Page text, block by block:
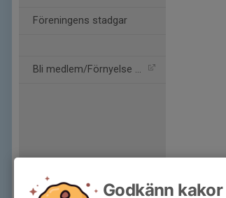
Föreningens stadgar
Bli medlem/Förnyelse av m
Godkänn kakor